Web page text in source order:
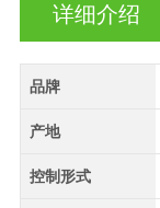
详细介绍
品牌
产地
控制形式